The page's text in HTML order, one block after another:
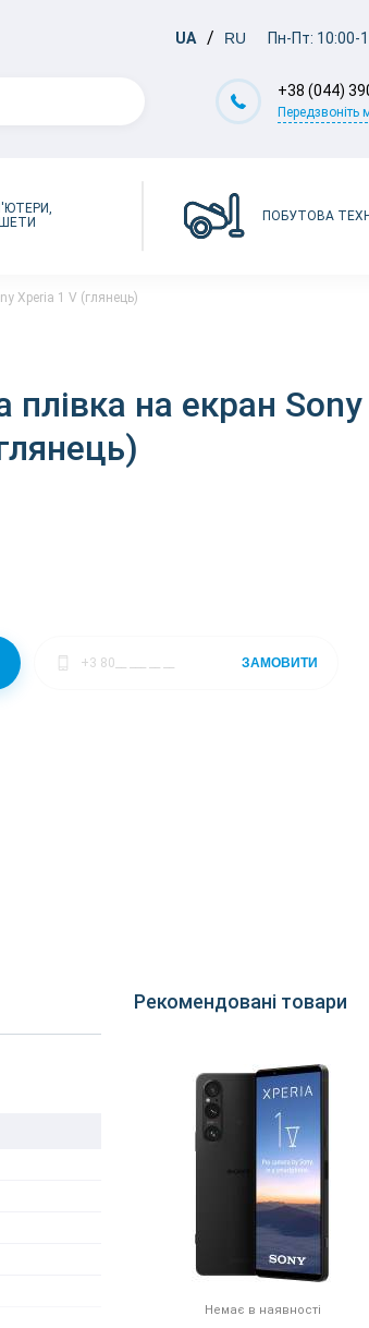
UA RU Пн-Пт: 10:00-
+38 (044)
Передзвоніть
ПОБУТОВА
Xperia 1 V (глянець)
плівка на екран Sony
ЗАМОВИТИ
Рекомендовані товари
Немає в наявності